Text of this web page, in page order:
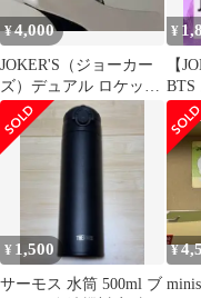
¥4,000
JOKER'S（ジョーカー
ズ）デュアル ロケット
カウル スクリーン スモ
ーク
¥
【
BTS
クリ
¥ 1,500
サーモス 水筒 500ml ブ
¥